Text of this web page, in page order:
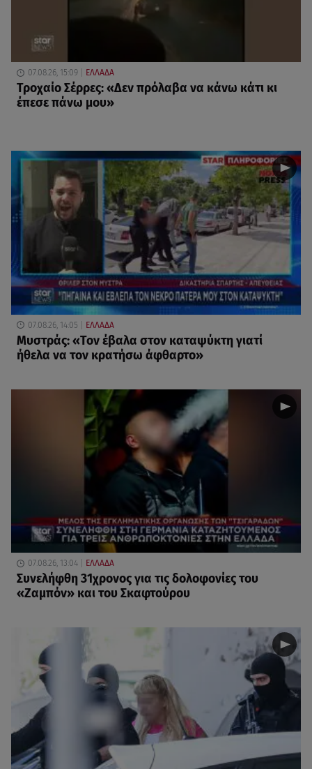
07.08.26, 15:09 ΕΛΛΑΔΑ
Τροχαίο Σέρρες: «Δεν πρόλαβα να κάνω κάτι κι
έπεσε πάνω μου»
07.08.26, 14:05 ΕΛΛΑΔΑ
Μυστράς: «Τον έβαλα στον καταψύκτη γιατί
ήθελα να τον κρατήσω άφθαρτο»
07.08.26, 13:04 ΕΛΛΑΔΑ
Συνελήφθη 31χρονος για τις δολοφονίες του
«Ζαμπόν» και του Σκαφτούρου